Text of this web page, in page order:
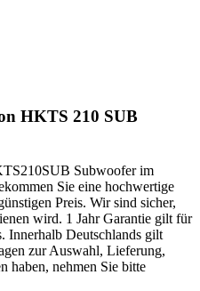
HKTS 210 SUB
Subwoofer im
Sie eine hochwertige
Preis. Wir sind sicher,
wird. 1 Jahr Garantie gilt für
Innerhalb Deutschlands gilt
zur Auswahl, Lieferung,
haben, nehmen Sie bitte